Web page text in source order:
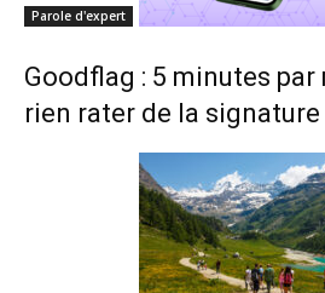
Parole d'expert
Goodflag : 5 minutes par
rien rater de la